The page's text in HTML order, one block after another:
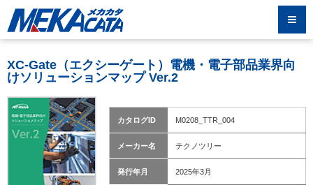
XC-Gate（エクシーゲート）電機・電子部品業界向
けソリューションマップ Ver.2
カタログID M0208_TTR_004
メーカー名 テクノツリー
発行年月 2025年3月